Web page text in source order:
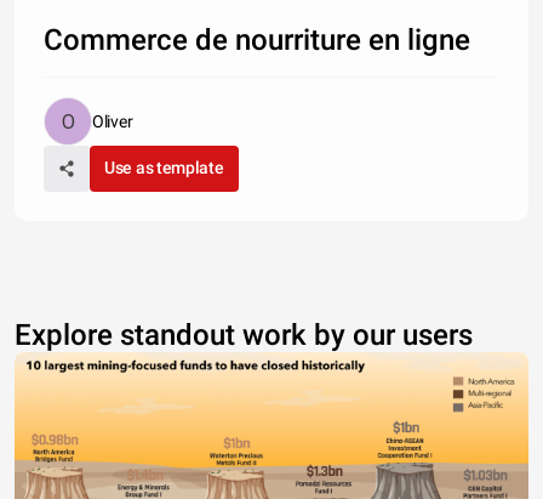
Commerce de nourriture en ligne
Oliver
Use as template
Explore standout work by our users